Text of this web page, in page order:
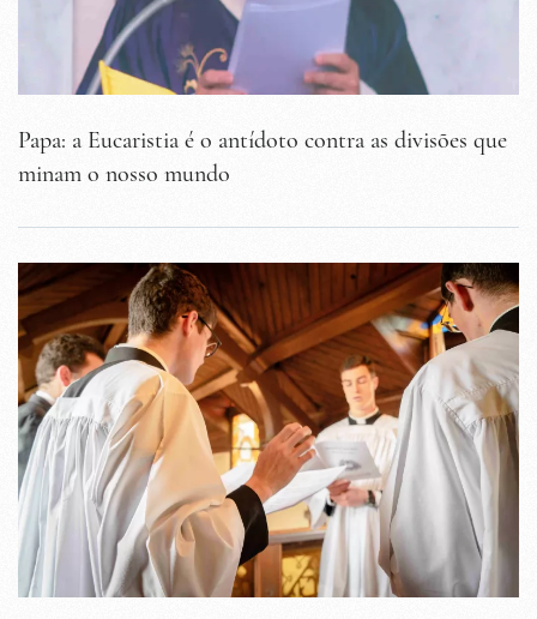
Papa: a Eucaristia é o antídoto contra as divisões que
minam o nosso mundo